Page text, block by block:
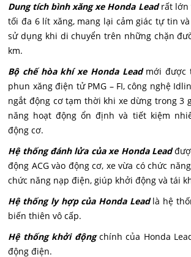
Dung tích bình xăng xe Honda Leadrất lớn
tối đa 6 lít xăng, mang lại cảm giác tự tin
sử dụng khi di chuyển trên những chặn
km.
Bộ chế hòa khí xe Honda Leadmới được
phun xăng điện tử PMG – FI, công nghệ
ngắt động cơ tạm thời khi xe dừng trong 3
năng hoạt động ổn định và tiết kiệm
động cơ.
Hệ thống đánh lửa của xe Honda Lead
động ACG vào động cơ, xe vừa có chức
chức năng nạp điện, giúp khởi động và tái
Hệ thống ly hợp của Honda Leadlà hệ
biến thiên vô cấp.
Hệ thống khởi độngchính của Honda
động điện.